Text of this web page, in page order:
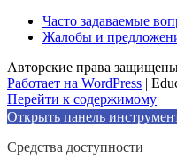
Часто задаваемые
Жалобы и
Авторские права
Работает на WordPress |
Перейти к содержимому
Открыть панель
Средства доступности